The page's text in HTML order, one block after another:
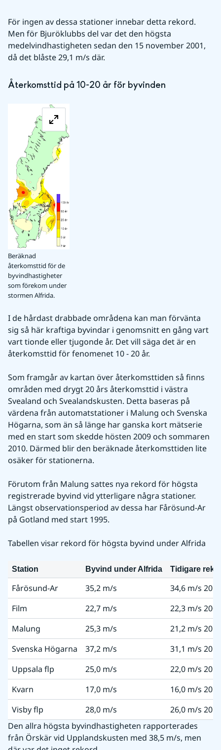
För ingen av dessa stationer innebar detta rekord.
Men för Bjuröklubbs del var det den högsta
medelvindhastigheten sedan den 15 november 2001,
då det blåste 29,1 m/s där.
Återkomsttid på 10-20 år för byvinden
Beräknad
återkomsttid för de
byvindhastigheter
som förekom under
stormen Alfrida.
I de hårdast drabbade områdena kan man förvänta
sig så här kraftiga byvindar i genomsnitt en gång vart
vart tionde eller tjugonde år. Det vill säga det är en
återkomsttid för fenomenet 10 - 20 år.
Som framgår av kartan över återkomsttiden så finns
områden med drygt 20 års återkomsttid i västra
Svealand och Svealandskusten. Detta baseras på
värdena från automatstationer i Malung och Svenska
Högarna, som än så länge har ganska kort mätserie
med en start som skedde hösten 2009 och sommaren
2010. Därmed blir den beräknade återkomsttiden lite
osäker för stationerna.
Förutom från Malung sattes nya rekord för högsta
registrerade byvind vid ytterligare några stationer.
Längst observationsperiod av dessa har Fårösund-Ar
på Gotland med start 1995.
Tabellen visar rekord för högsta byvind under Alfrida
Station Byvind under Alfrida Tidigare
Fårösund-Ar 35,2 m/s
34,6 m/s 2014
Film
22,7 m/s
22,3 m/s 2003
Malung
25,3 m/s
21,2 m/s 2011
Svenska Högarna
37,2 m/s
31,1 m/s 2013
Uppsala flp
25,0 m/s
22,0 m/s 2016
Kvarn
17,0 m/s
16,0 m/s 2018
Visby flp
28,0 m/s
26,0 m/s 2016
Den allra högsta byvindhastigheten rapporterades
från Örskär vid Upplandskusten med 38,5 m/s, men